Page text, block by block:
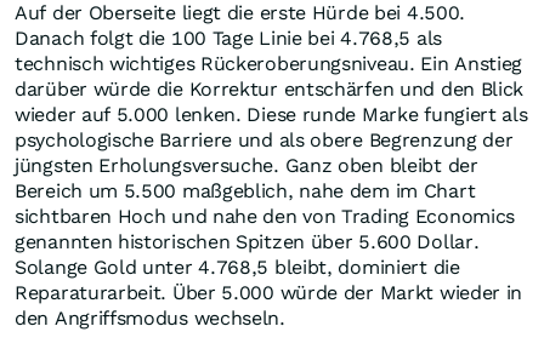
Auf der Oberseite liegt die erste Hürde bei 4.500.
Danach folgt die 100 Tage Linie bei 4.768,5 als
technisch wichtiges Rückeroberungsniveau. Ein Anstieg
darüber würde die Korrektur entschärfen und den Blick
wieder auf 5.000 lenken. Diese runde Marke fungiert als
psychologische Barriere und als obere Begrenzung der
jüngsten Erholungsversuche. Ganz oben bleibt der
Bereich um 5.500 maßgeblich, nahe dem im Chart
sichtbaren Hoch und nahe den von Trading Economics
genannten historischen Spitzen über 5.600 Dollar.
Solange Gold unter 4.768,5 bleibt, dominiert die
Reparaturarbeit. Über 5.000 würde der Markt wieder in
den Angriffsmodus wechseln.